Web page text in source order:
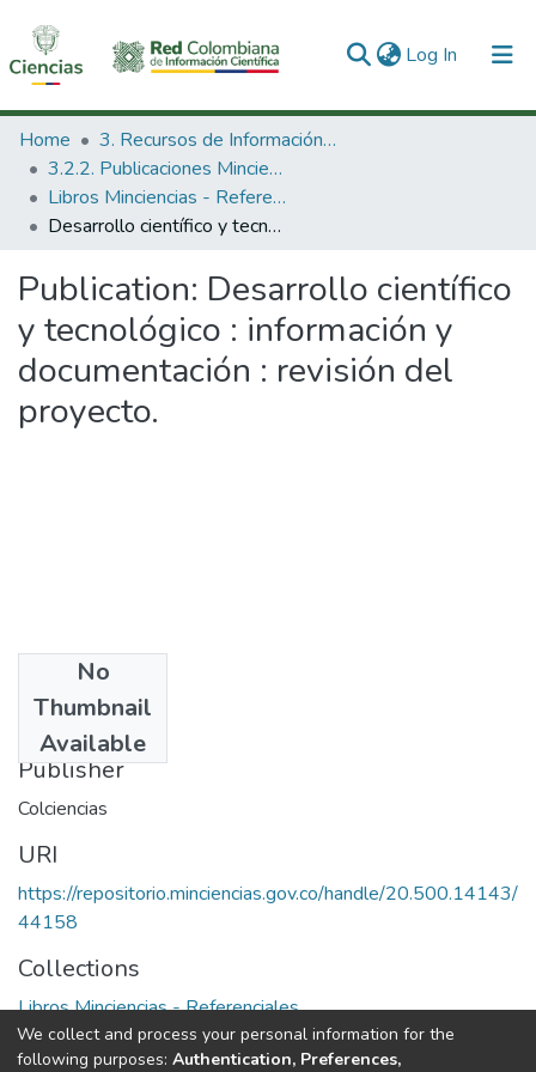
Log In (current)
Communities & Collections
All of DSpace
Statistics
Home
3. Recursos de Información Científica y Tecnológica
3.2.2. Publicaciones Minciencias
Libros Minciencias - Referenciales
Desarrollo científico y tecnológico : información y documentación : revisión del proyecto.
Publication: Desarrollo científico
y tecnológico : información y
documentación : revisión del
proyecto.
No
Thumbnail
Available
1975
Publisher
Colciencias
URI
https://repositorio.minciencias.gov.co/handle/20.500.14143/
44158
Collections
Libros Minciencias - Referenciales
Full item page
We collect and process your personal information for the
following purposes: Authentication, Preferences,